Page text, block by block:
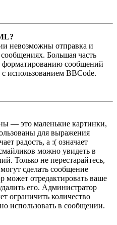
невозможны отправка и
Большая часть
сообщений
использованием BBCode.
— это маленькие картинки,
для выражения
радость, а :( означает
можно увидеть в
Только не перестарайтесь,
сделать сообщение
может отредактировать ваше
его. Администратор
ограничить количество
использовать в сообщении.